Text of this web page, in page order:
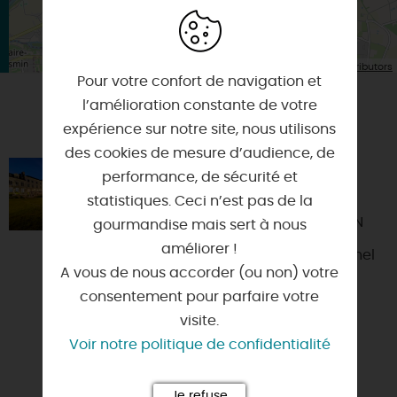
OpenStreetMap contributors
VOUS AIMEREZ AUSSI
DOMAINE DU CHÂTEAU DU
ROLLIN
45380 - LA CHAPELLE-SAINT-MESMIN
Dans un environnement exceptionnel
bordé par la source du Rollin, le
domaine vous offre de superbes
panoramas. Édifice du XV ème...
Pour votre confort de navigation et
l’amélioration constante de votre
expérience sur notre site, nous utilisons
des cookies de mesure d’audience, de
performance, de sécurité et
statistiques. Ceci n’est pas de la
gourmandise mais sert à nous
améliorer !
A vous de nous accorder (ou non) votre
consentement pour parfaire votre
visite.
Voir notre politique de confidentialité